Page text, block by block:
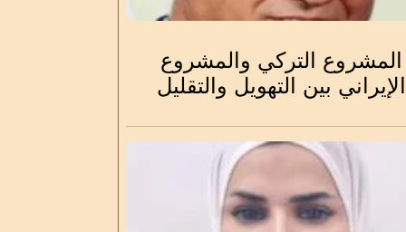
المشروع التركي والمشروع
الإيراني بين التهويل والتقليل